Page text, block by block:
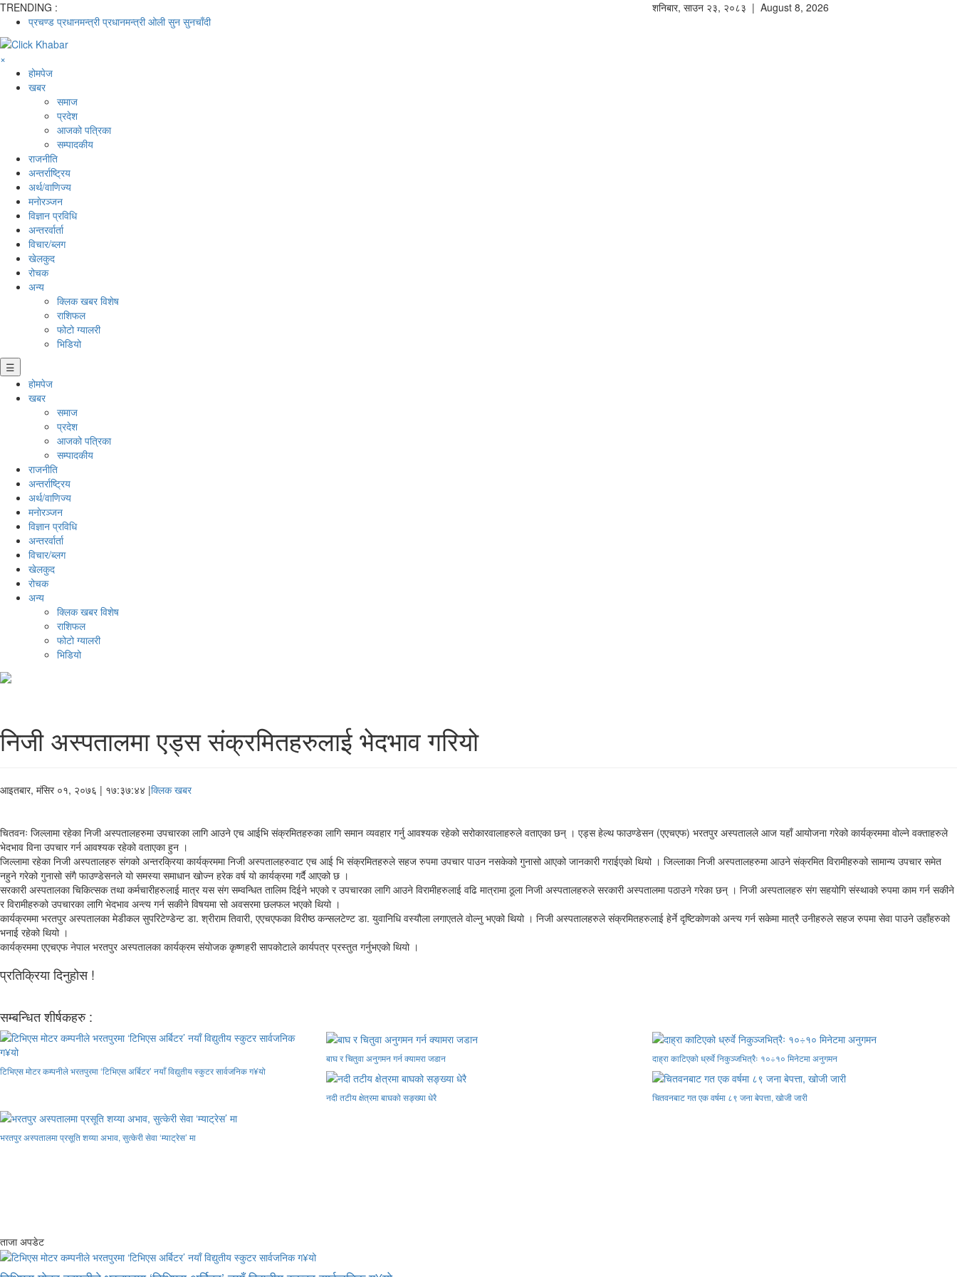
TRENDING :
प्रचण्ड प्रधानमन्त्री प्रधानमन्त्री ओली सुन सुनचाँदी
शनिबार, साउन २३, २०८३ | August 8, 2026
×
होमपेज
खबर
समाज
प्रदेश
आजको पत्रिका
सम्पादकीय
राजनीति
अन्तर्राष्ट्रिय
अर्थ/वाणिज्य
मनाेरञ्जन
विज्ञान प्रविधि
अन्तरर्वार्ता
विचार/ब्लग
खेलकुद
रोचक
अन्य
क्लिक खबर विशेष
राशिफल
फोटो ग्यालरी
भिडियो
☰
होमपेज
खबर
समाज
प्रदेश
आजको पत्रिका
सम्पादकीय
राजनीति
अन्तर्राष्ट्रिय
अर्थ/वाणिज्य
मनाेरञ्जन
विज्ञान प्रविधि
अन्तरर्वार्ता
विचार/ब्लग
खेलकुद
रोचक
अन्य
क्लिक खबर विशेष
राशिफल
फोटो ग्यालरी
भिडियो
निजी अस्पतालमा एड्स संक्रमितहरुलाई भेदभाव गरियो
आइतबार, मंसिर ०१, २०७६ | १७:३७:४४ |क्लिक खबर
चितवनः जिल्लामा रहेका निजी अस्पतालहरुमा उपचारका लागि आउने एच आईभि संक्रमितहरुका लागि समान व्यवहार गर्नु आवश्यक रहेको सरोकारवालाहरुले वताएका छन् । एड्स हेल्थ फाउण्डेसन (एएचएफ) भरतपुर अस्पतालले आज यहाँ आयोजना गरेको कार्यक्रममा वोल्ने वक्ताहरुले
भेदभाव विना उपचार गर्न आवश्यक रहेको वताएका हुन ।
जिल्लामा रहेका निजी अस्पतालहरु संगको अन्तरक्रिया कार्यक्रममा निजी अस्पतालहरुवाट एच आई भि संक्रमितहरुले सहज रुपमा उपचार पाउन नसकेको गुनासो आएको जानकारी गराईएको थियो । जिल्लाका निजी अस्पतालहरुमा आउने संक्रमित विरामीहरुको सामान्य उपचार समेत
नहुने गरेको गुनासो संगै फाउण्डेसनले यो समस्या समाधान खोज्न हरेक वर्ष यो कार्यक्रमा गर्दै आएको छ ।
सरकारी अस्पतालका चिकित्सक तथा कर्मचारीहरुलाई मात्र यस संग सम्वन्धित तालिम दिईने भएको र उपचारका लागि आउने विरामीहरुलाई वढि मात्रामा ठूला निजी अस्पतालहरुले सरकारी अस्पतालमा पठाउने गरेका छन् । निजी अस्पतालहरु संग सहयोगि संस्थाको रुपमा काम गर्न सकीने
र विरामीहरुको उपचारका लागि भेदभाव अन्त्य गर्न सकीने विषयमा सो अवसरमा छलफल भएको थियो ।
कार्यक्रममा भरतपुर अस्पतालका मेडीकल सुपरिटेण्डेन्ट डा. श्रीराम तिवारी, एएचएफका विरीष्ठ कन्सलटेण्ट डा. युवानिधि वस्यौला लगाएतले वोल्नु भएको थियो । निजी अस्पतालहरुले संक्रमितहरुलाई हेर्ने दृष्टिकोणको अन्त्य गर्न सकेमा मात्रै उनीहरुले सहज रुपमा सेवा पाउने उहाँहरुको
भनाई रहेको थियो ।
कार्यक्रममा एएचएफ नेपाल भरतपुर अस्पतालका कार्यक्रम संयोजक कृष्णहरी सापकोटाले कार्यपत्र प्रस्तुत गर्नुभएको थियो ।
प्रतिक्रिया दिनुहोस !
सम्बन्धित शीर्षकहरु :
टिभिएस मोटर कम्पनीले भरतपुरमा ‘टिभिएस अर्बिटर’ नयाँ विद्युतीय स्कुटर सार्वजनिक ग¥यो
बाघ र चितुवा अनुगमन गर्न क्यामरा जडान दाह्रा काटिएको ध्रुर्वे निकुञ्जभित्रैः १०÷१० मिनेटमा अनुगमन
नदी तटीय क्षेत्रमा बाघको सङ्ख्या धेरै चितवनबाट गत एक वर्षमा ८९ जना बेपत्ता, खोजी जारी
भरतपुर अस्पतालमा प्रसूति शय्या अभाव, सुत्केरी सेवा ‘म्याट्रेस’ मा
ताजा अपडेट